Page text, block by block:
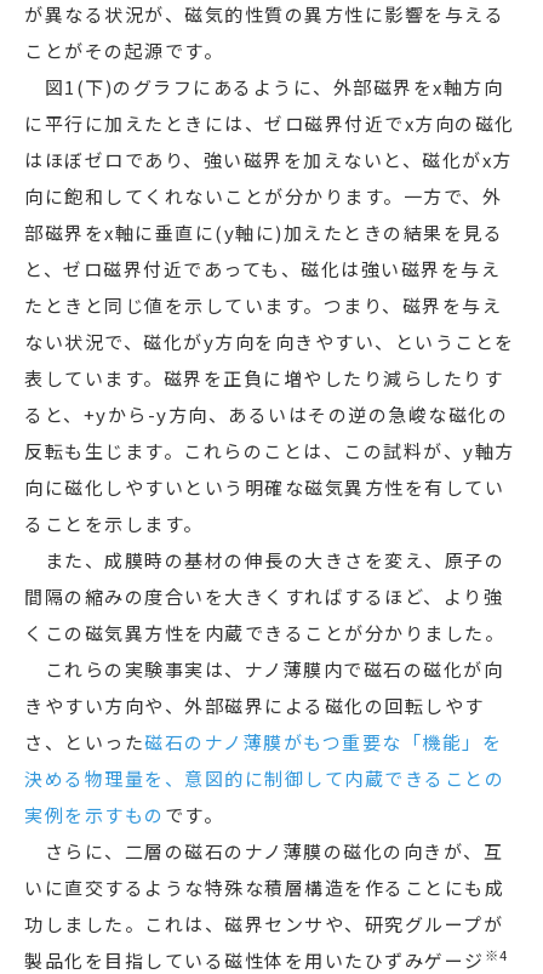
が異なる状況が、磁気的性質の異方性に影響を与える
ことがその起源です。
図1(下)のグラフにあるように、外部磁界をx軸方向
に平行に加えたときには、ゼロ磁界付近でx方向の磁化
はほぼゼロであり、強い磁界を加えないと、磁化がx方
向に飽和してくれないことが分かります。一方で、外
部磁界をx軸に垂直に(y軸に)加えたときの結果を見る
と、ゼロ磁界付近であっても、磁化は強い磁界を与え
たときと同じ値を示しています。つまり、磁界を与え
ない状況で、磁化がy方向を向きやすい、ということを
表しています。磁界を正負に増やしたり減らしたりす
ると、+yから-y方向、あるいはその逆の急峻な磁化の
反転も生じます。これらのことは、この試料が、y軸方
向に磁化しやすいという明確な磁気異方性を有してい
ることを示します。
また、成膜時の基材の伸長の大きさを変え、原子の
間隔の縮みの度合いを大きくすればするほど、より強
くこの磁気異方性を内蔵できることが分かりました。
これらの実験事実は、ナノ薄膜内で磁石の磁化が向
きやすい方向や、外部磁界による磁化の回転しやす
さ、といった磁石のナノ薄膜がもつ重要な「機能」を
決める物理量を、意図的に制御して内蔵できることの
実例を示すものです。
さらに、二層の磁石のナノ薄膜の磁化の向きが、互
いに直交するような特殊な積層構造を作ることにも成
功しました。これは、磁界センサや、研究グループが
製品化を目指している磁性体を用いたひずみゲージ ※4